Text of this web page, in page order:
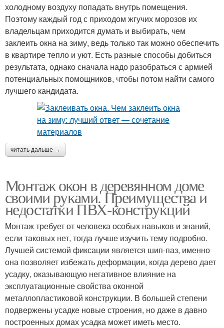
холодному воздуху попадать внутрь помещения.
Поэтому каждый год с приходом жгучих морозов их
владельцам приходится думать и выбирать, чем
заклеить окна на зиму, ведь только так можно обеспечить
в квартире тепло и уют. Есть разные способы добиться
результата, однако сначала надо разобраться с армией
потенциальных помощников, чтобы потом найти самого
лучшего кандидата.
читать дальше →
Монтаж окон в деревянном доме
своими руками. Преимущества и
недостатки ПВХ-конструкций
Монтаж требует от человека особых навыков и знаний,
если таковых нет, тогда лучше изучить тему подробно.
Лучшей системой фиксации является шип-паз, именно
она позволяет избежать деформации, когда дерево дает
усадку, оказывающую негативное влияние на
эксплуатационные свойства оконной
металлопластиковой конструкции. В большей степени
подвержены усадке новые строения, но даже в давно
построенных домах усадка может иметь место.